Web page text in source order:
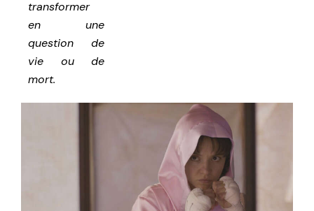
transformer
en une
question de
vie ou de
mort.